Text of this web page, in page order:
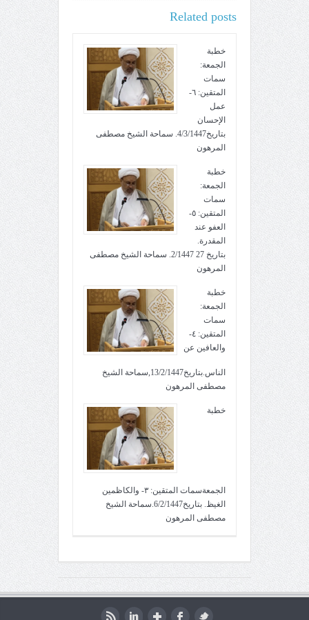
Related posts
خطبة
الجمعة:
سمات
المتقين: ٦-
عمل
الإحسان
بتاريخ4/3/1447. سماحة الشيخ مصطفى
المرهون
خطبة
الجمعة:
سمات
المتقين: ٥-
العفو عند
المقدرة.
بتاريخ 27 2/1447. سماحة الشيخ مصطفى
المرهون
خطبة
الجمعة:
سمات
المتقين: ٤-
والعافين عن
الناس.بتاريخ13/2/1447,سماحة الشيخ
مصطفى المرهون
خطبة
الجمعةسمات المتقين: ٣- والكاظمين
الغيظ. بتاريخ6/2/1447.سماحة الشيخ
مصطفى المرهون